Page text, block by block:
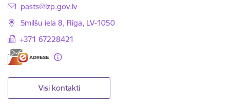
E-pasts:
pasts@lzp.gov.lv
Smilšu iela 8, Rīga, LV-1050
+371 67228421
Visi kontakti